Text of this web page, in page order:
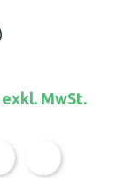
exkl. MwSt.
Transparent